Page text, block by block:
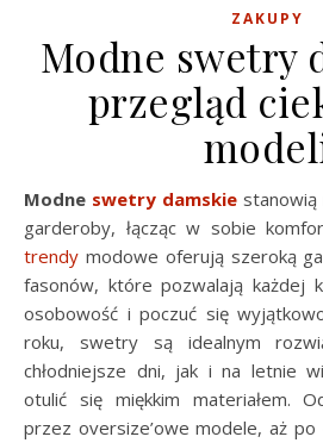
ZAKUPY
Modne swetry
przegląd
Modne swetry damskie
garderoby, łącząc w sobie
trendy modowe oferują szeroką
fasonów, które pozwalają każdej
osobowość i poczuć się
roku, swetry są idealnym
chłodniejsze dni, jak i na letnie
otulić się miękkim materiałem.
przez oversize’owe modele, aż po